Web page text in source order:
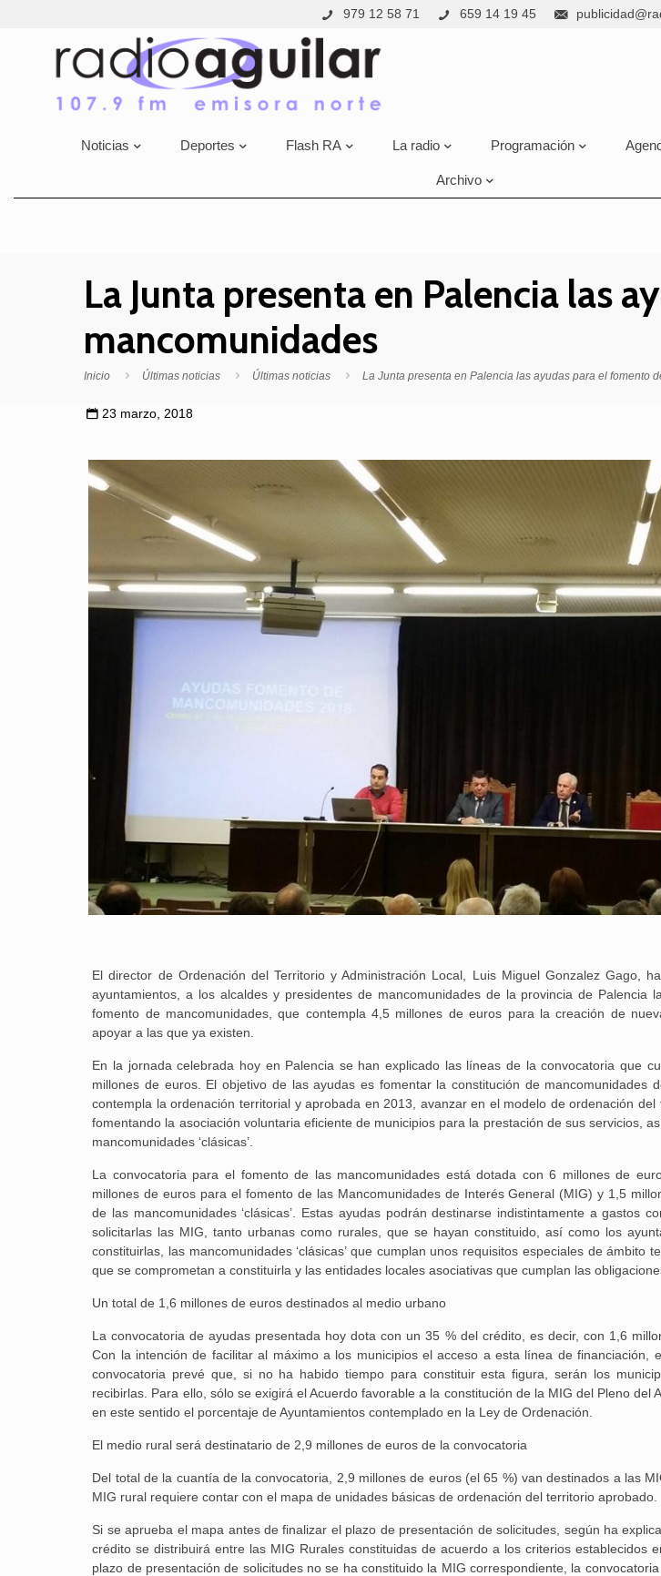
979 12 58 71 659 14 19 45
Noticias Deportes Flash RA La radio Programación
Archivo
La Junta presenta en Palencia las
mancomunidades
Inicio Últimas noticias Últimas noticias La Junta presenta en Palencia las ayudas para el fomento
23 marzo, 2018
El director de Ordenación del Territorio y Administración Local, Luis Miguel Gonzalez Gago,
ayuntamientos, a los alcaldes y presidentes de mancomunidades de la provincia de Palencia
fomento de mancomunidades, que contempla 4,5 millones de euros para la creación de
apoyar a las que ya existen.
En la jornada celebrada hoy en Palencia se han explicado las líneas de la convocatoria que
millones de euros. El objetivo de las ayudas es fomentar la constitución de mancomunidades
contempla la ordenación territorial y aprobada en 2013, avanzar en el modelo de ordenación del
fomentando la asociación voluntaria eficiente de municipios para la prestación de sus servicios,
mancomunidades ‘clásicas’.
La convocatoria para el fomento de las mancomunidades está dotada con 6 millones de
millones de euros para el fomento de las Mancomunidades de Interés General (MIG) y 1,5
de las mancomunidades ‘clásicas’. Estas ayudas podrán destinarse indistintamente a gastos
solicitarlas las MIG, tanto urbanas como rurales, que se hayan constituido, así como los
constituirlas, las mancomunidades ‘clásicas’ que cumplan unos requisitos especiales de ámbito
que se comprometan a constituirla y las entidades locales asociativas que cumplan las
Un total de 1,6 millones de euros destinados al medio urbano
La convocatoria de ayudas presentada hoy dota con un 35 % del crédito, es decir, con 1,6
Con la intención de facilitar al máximo a los municipios el acceso a esta línea de financiación,
convocatoria prevé que, si no ha habido tiempo para constituir esta figura, serán los
recibirlas. Para ello, sólo se exigirá el Acuerdo favorable a la constitución de la MIG del Pleno del
en este sentido el porcentaje de Ayuntamientos contemplado en la Ley de Ordenación.
El medio rural será destinatario de 2,9 millones de euros de la convocatoria
Del total de la cuantía de la convocatoria, 2,9 millones de euros (el 65 %) van destinados a las
MIG rural requiere contar con el mapa de unidades básicas de ordenación del territorio aprobado.
Si se aprueba el mapa antes de finalizar el plazo de presentación de solicitudes, según ha
crédito se distribuirá entre las MIG Rurales constituidas de acuerdo a los criterios establecidos
plazo de presentación de solicitudes no se ha constituido la MIG correspondiente, la